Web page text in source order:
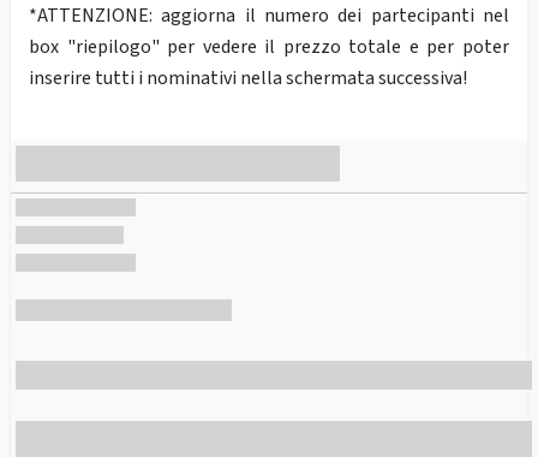
*ATTENZIONE: aggiorna il numero dei partecipanti nel
box "riepilogo" per vedere il prezzo totale e per poter
inserire tutti i nominativi nella schermata successiva!